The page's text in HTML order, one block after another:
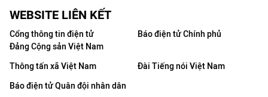
WEBSITE LIÊN KẾT
Cổng thông tin điện tử
Đảng Cộng sản Việt Nam
Báo điện tử Chính phủ
Thông tấn xã Việt Nam
Đài Tiếng nói Việt Nam
Báo điện tử Quân đội nhân dân